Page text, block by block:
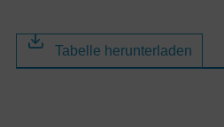
Tabelle herunterladen